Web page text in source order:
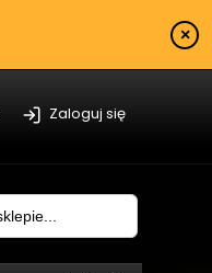
×
Zaloguj się